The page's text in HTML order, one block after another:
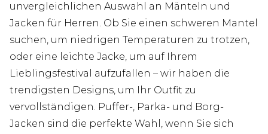
unvergleichlichen Auswahl an Mänteln und
Jacken für Herren. Ob Sie einen schweren Mantel
suchen, um niedrigen Temperaturen zu trotzen,
oder eine leichte Jacke, um auf Ihrem
Lieblingsfestival aufzufallen – wir haben die
trendigsten Designs, um Ihr Outfit zu
vervollständigen. Puffer-, Parka- und Borg-
Jacken sind die perfekte Wahl, wenn Sie sich